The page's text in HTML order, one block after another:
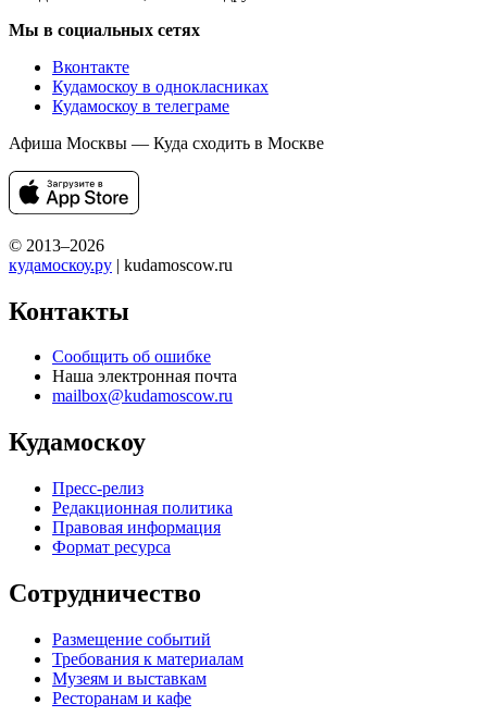
Мы в социальных сетях
Вконтакте
Кудамоскоу в однокласниках
Кудамоскоу в телеграме
Афиша Москвы — Куда сходить в Москве
© 2013–2026
кудамоскоу.ру | kudamoscow.ru
Контакты
Сообщить об ошибке
Наша электронная почта
mailbox@kudamoscow.ru
Кудамоскоу
Пресс-релиз
Редакционная политика
Правовая информация
Формат ресурса
Сотрудничество
Размещение событий
Требования к материалам
Музеям и выставкам
Ресторанам и кафе